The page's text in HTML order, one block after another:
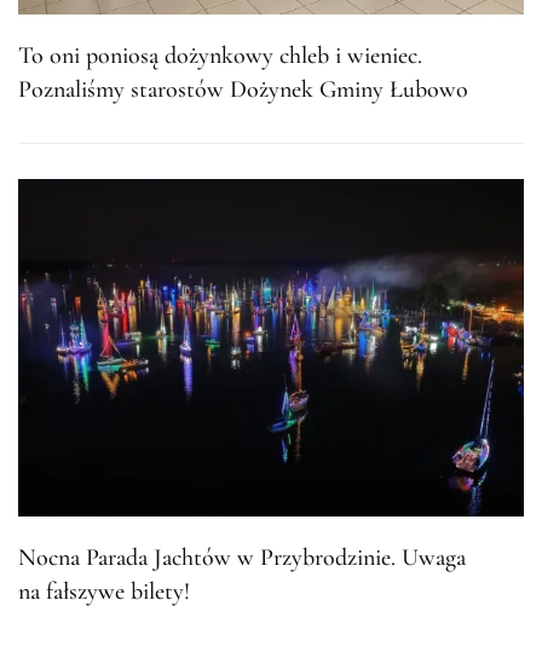
To oni poniosą dożynkowy chleb i wieniec.
Poznaliśmy starostów Dożynek Gminy Łubowo
Nocna Parada Jachtów w Przybrodzinie. Uwaga
na fałszywe bilety!